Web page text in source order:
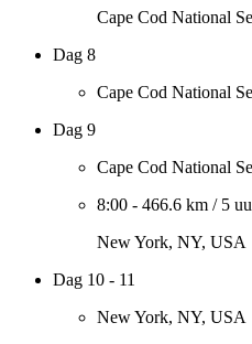
Cape Cod National
Dag 8
Cape Cod National
Dag 9
Cape Cod National
8:00 - 466.6 km / 5
New York, NY, USA
Dag 10 - 11
New York, NY, USA